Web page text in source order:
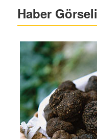
Haber Görseli